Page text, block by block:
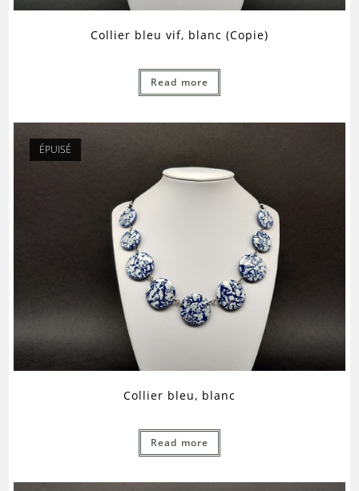
Collier bleu vif, blanc (Copie)
Read more
ÉPUISÉ
Collier bleu, blanc
Read more